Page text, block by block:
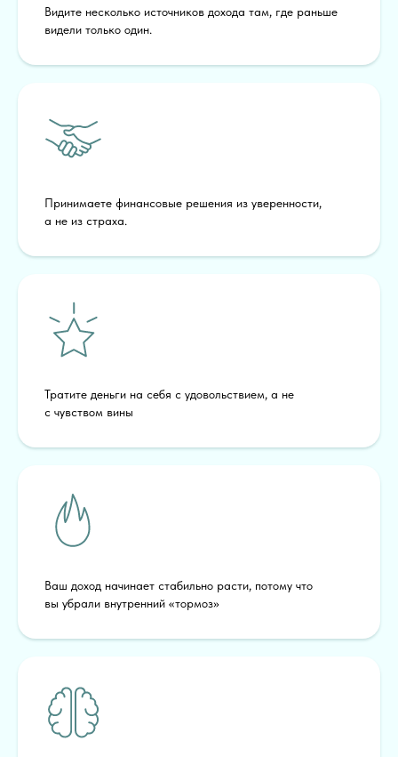
Видите несколько источников дохода там, где раньше
видели только один.
Принимаете финансовые решения из уверенности,
а не из страха.
Тратите деньги на себя с удовольствием, а не
с чувством вины
Ваш доход начинает стабильно расти, потому что
вы убрали внутренний «тормоз»